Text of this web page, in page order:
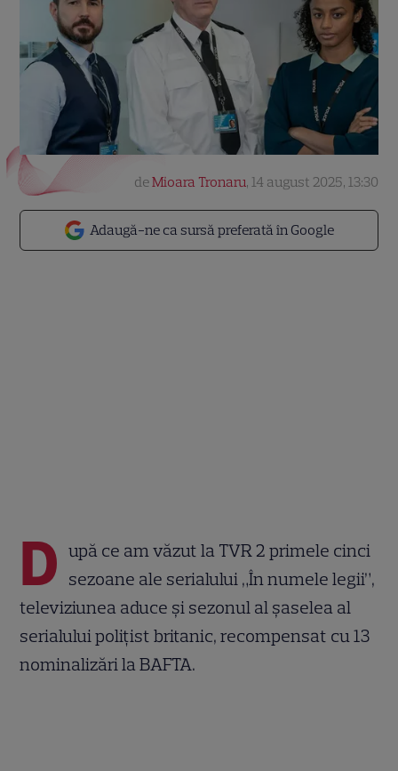
Adaugă-ne ca sursă preferată în Google
deMioara Tronaru, 14 august 2025, 13:30
D upă ce am văzut la TVR 2 primele cinci
sezoane ale serialului „În numele legii”,
televiziunea aduce și sezonul al șaselea al
serialului polițist britanic, recompensat cu 13
nominalizări la BAFTA.